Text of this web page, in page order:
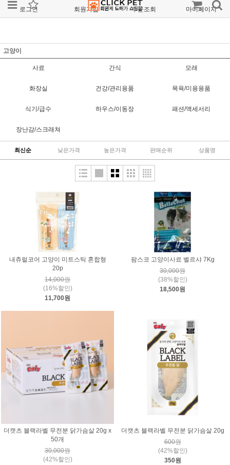
로그인 회원가입 주문조회 마이페이지
고양이
사료 간식 모래
화장실 건강/관리용품 목욕/미용용품
식기/급수 하우스/이동장 패션/액세서리
장난감/스크래쳐
최신순 낮은가격 높은가격 판매순위 상품명
내츄럴코어 고양이 미트스틱 혼합형
20p
14,000원
(16%할인)
11,700원
팜스코 고양이사료 벨르샤 7Kg
30,000원
(38%할인)
18,500원
더캣츠 블랙라벨 무전분 닭가슴살 20g x
50개
30,000원
(42%할인)
더캣츠 블랙라벨 무전분 닭가슴살 20g
600원
(42%할인)
350원